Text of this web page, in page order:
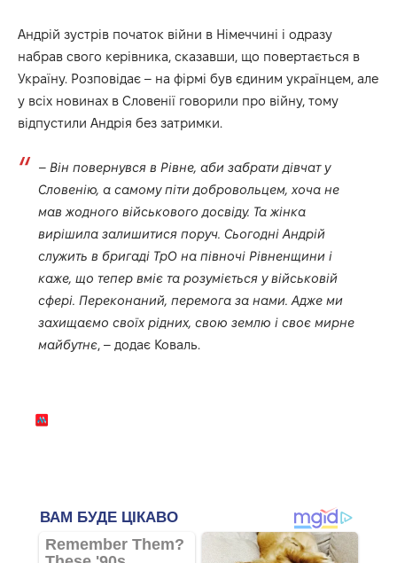
Андрій зустрів початок війни в Німеччині і одразу
набрав свого керівника, сказавши, що повертається в
Україну. Розповідає – на фірмі був єдиним українцем, але
у всіх новинах в Словенії говорили про війну, тому
відпустили Андрія без затримки.
– Він повернувся в Рівне, аби забрати дівчат у
Словенію, а самому піти добровольцем, хоча не
мав жодного військового досвіду. Та жінка
вирішила залишитися поруч. Сьогодні Андрій
служить в бригаді ТрО на півночі Рівненщини і
каже, що тепер вміє та розуміється у військовій
сфері. Переконаний, перемога за нами. Адже ми
захищаємо своїх рідних, свою землю і своє мирне
майбутнє, – додає Коваль.